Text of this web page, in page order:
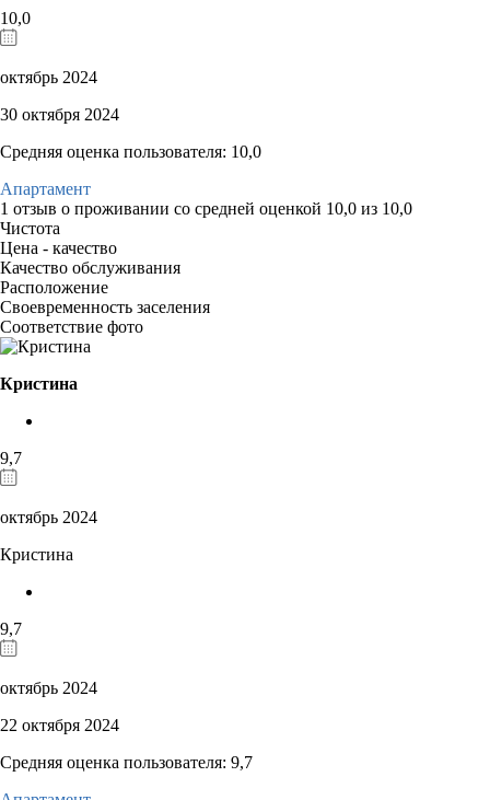
10,0
октябрь 2024
30 октября 2024
Средняя оценка пользователя: 10,0
Апартамент
1 отзыв о проживании со средней оценкой 10,0 из 10,0
Чистота
Цена - качество
Качество обслуживания
Расположение
Своевременность заселения
Соответствие фото
Кристина
9,7
октябрь 2024
Кристина
9,7
октябрь 2024
22 октября 2024
Средняя оценка пользователя: 9,7